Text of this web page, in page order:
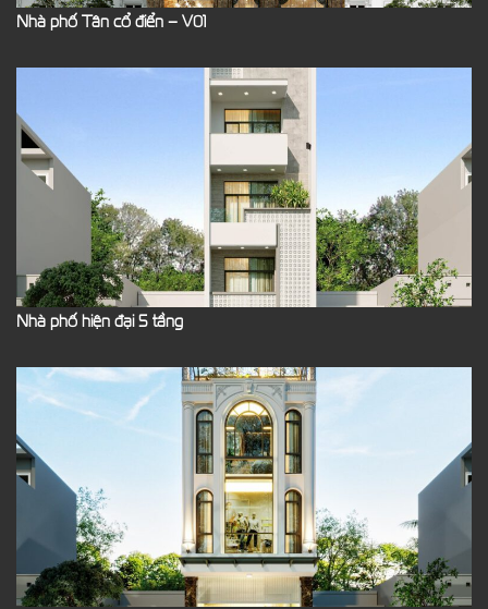
Nhà phố Tân cổ điển – V01
Nhà phố hiện đại 5 tầng